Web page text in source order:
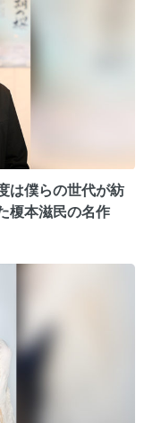
は僕らの世代が紡
榎本滋民の名作